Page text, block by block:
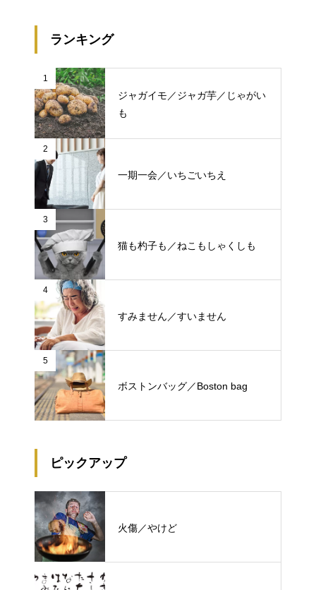
ランキング
1
ジャガイモ／ジャガ芋／じゃがい
も
2
一期一会／いちごいちえ
3
猫も杓子も／ねこもしゃくしも
4
すみません／すいません
5
ボストンバッグ／Boston bag
ピックアップ
火傷／やけど